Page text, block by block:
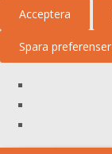
Acceptera
Spara preferenser